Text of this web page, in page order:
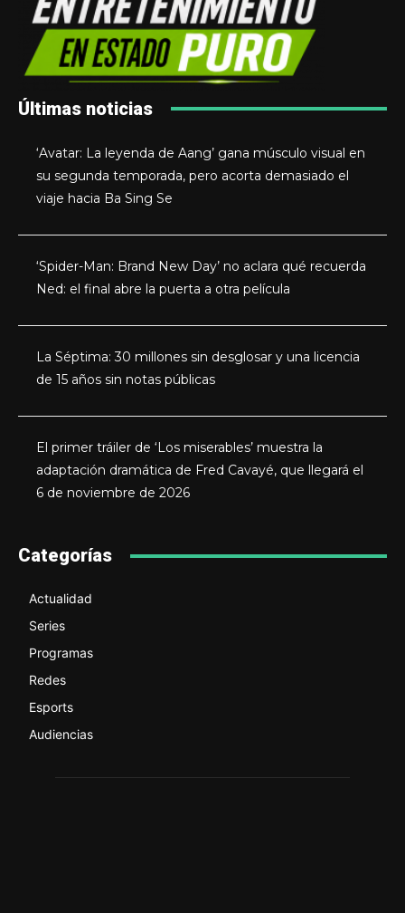
Últimas noticias
‘Avatar: La leyenda de Aang’ gana músculo visual en
su segunda temporada, pero acorta demasiado el
viaje hacia Ba Sing Se
‘Spider-Man: Brand New Day’ no aclara qué recuerda
Ned: el final abre la puerta a otra película
La Séptima: 30 millones sin desglosar y una licencia
de 15 años sin notas públicas
El primer tráiler de ‘Los miserables’ muestra la
adaptación dramática de Fred Cavayé, que llegará el
6 de noviembre de 2026
Categorías
Actualidad
Series
Programas
Redes
Esports
Audiencias